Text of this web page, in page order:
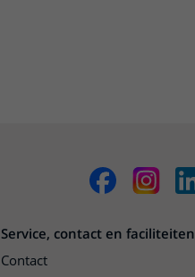
Service, contact en faciliteiten
Contact